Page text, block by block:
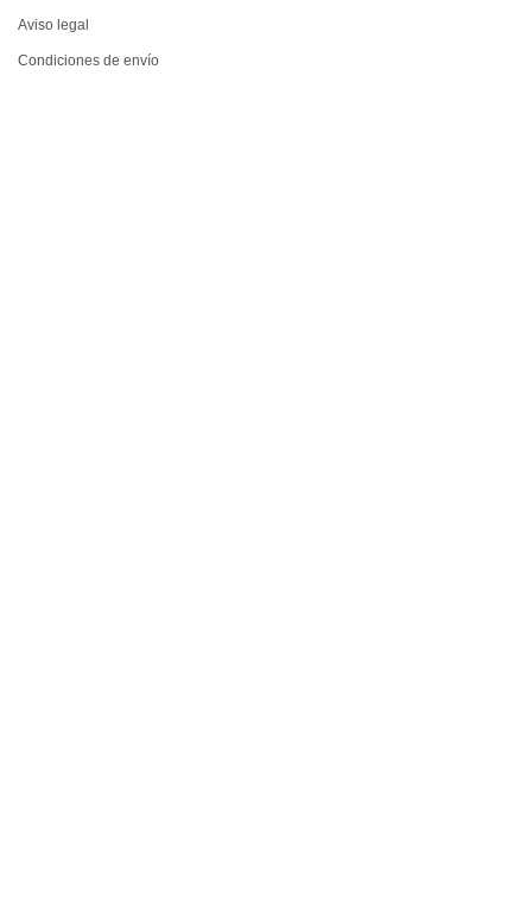
Aviso legal
Condiciones de envío